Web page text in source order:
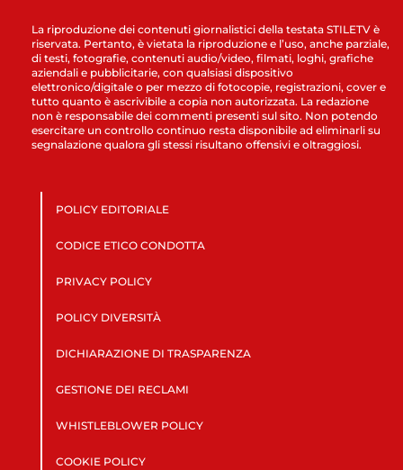
La riproduzione dei contenuti giornalistici della testata STILETV è
riservata. Pertanto, è vietata la riproduzione e l’uso, anche parziale,
di testi, fotografie, contenuti audio/video, filmati, loghi, grafiche
aziendali e pubblicitarie, con qualsiasi dispositivo
elettronico/digitale o per mezzo di fotocopie, registrazioni, cover e
tutto quanto è ascrivibile a copia non autorizzata. La redazione
non è responsabile dei commenti presenti sul sito. Non potendo
esercitare un controllo continuo resta disponibile ad eliminarli su
segnalazione qualora gli stessi risultano offensivi e oltraggiosi.
POLICY EDITORIALE
CODICE ETICO CONDOTTA
PRIVACY POLICY
POLICY DIVERSITÀ
DICHIARAZIONE DI TRASPARENZA
GESTIONE DEI RECLAMI
WHISTLEBLOWER POLICY
COOKIE POLICY